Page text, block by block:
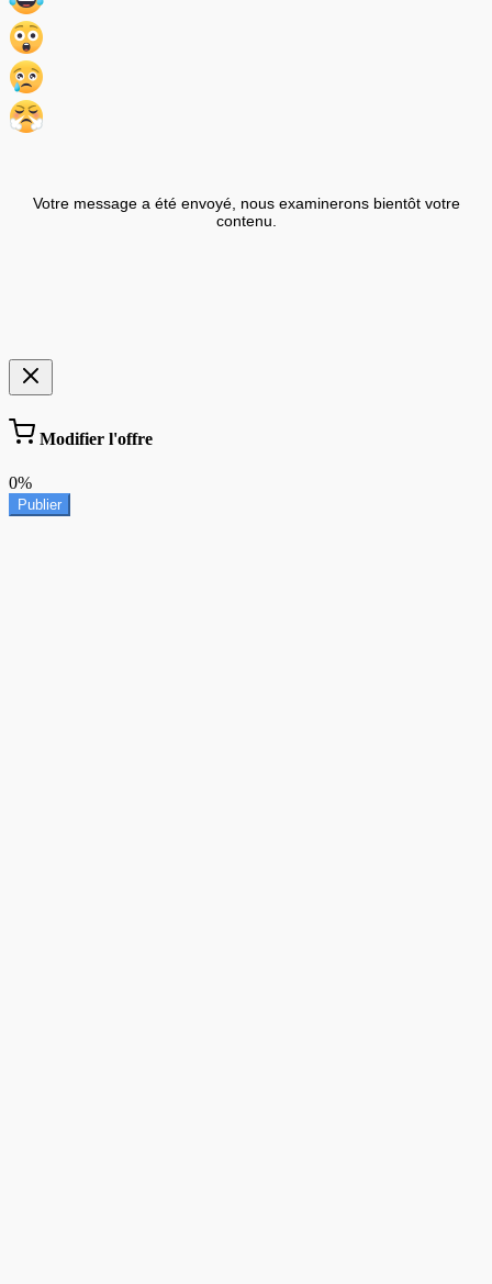
Votre message a été envoyé, nous examinerons bientôt votre
contenu.
Modifier l'offre
0%
Publier